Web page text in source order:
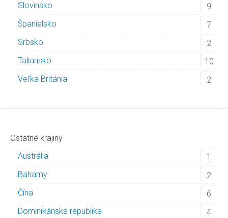
Slovinsko
9
Španielsko
7
Srbsko
2
Taliansko
10
Veľká Británia
2
Ostatné krajiny
Austrália
1
Bahamy
2
Čína
6
Dominikánska republika
4